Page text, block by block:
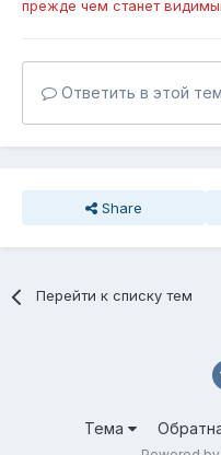
прежде чем станет
Ответить в этой
Share
Перейти к списку тем
Тема